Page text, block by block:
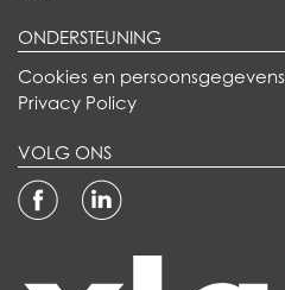
ONDERSTEUNING
Cookies en persoonsgegevens
Privacy Policy
VOLG ONS